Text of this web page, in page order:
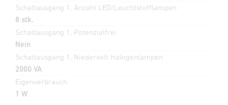
Schaltausgang 1, Anzahl LED/Leuchtstofflampen
8 stk.
Schaltausgang 1, Potenzialfrei
Nein
Schaltausgang 1, Niedervolt Halogenlampen
2000 VA
Eigenverbrauch
1 W